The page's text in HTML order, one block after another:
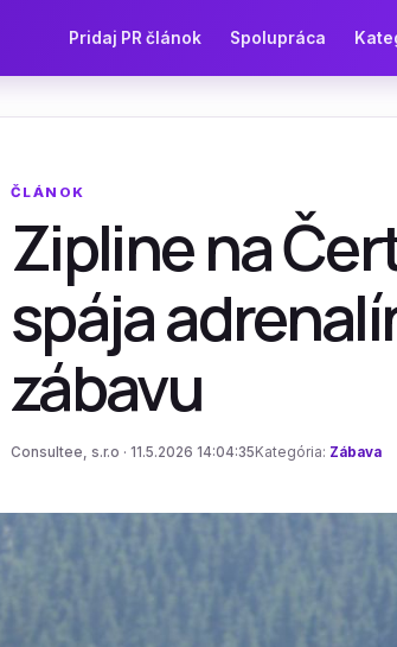
Pridaj PR článok Spolupráca
ČLÁNOK
Zipline na
spája
zábavu
Consultee, s.r.o · 11.5.2026 14:04:35 Kategória: Zábava